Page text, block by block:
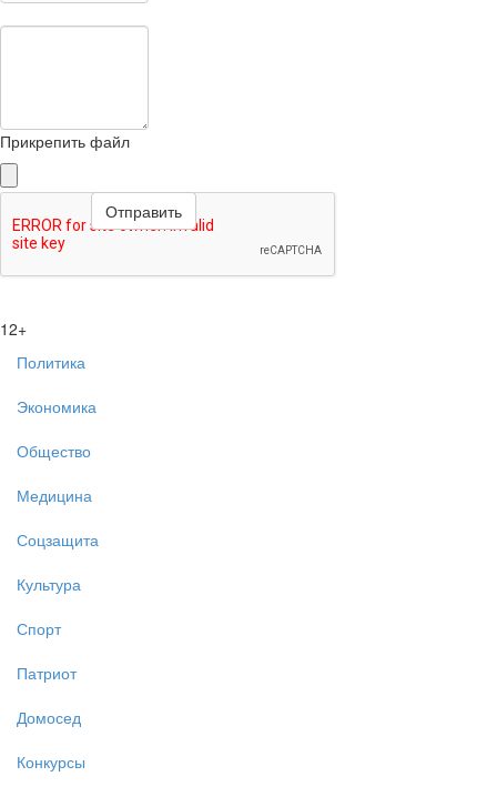
Прикрепить файл
12+
Политика
Экономика
Общество
Медицина
Соцзащита
Культура
Спорт
Патриот
Домосед
Конкурсы